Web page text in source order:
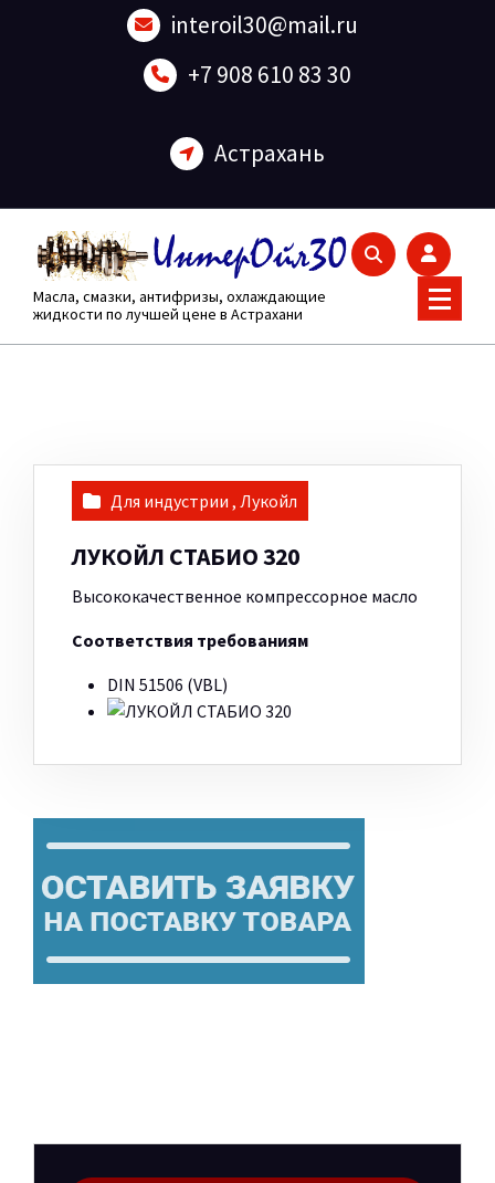
interoil30@mail.ru
+7 908 610 83 30
Астрахань
Масла, смазки, антифризы, охлаждающие
жидкости по лучшей цене в Астрахани
Для индустрии , Лукойл
ЛУКОЙЛ СТАБИО 320
Высококачественное компрессорное масло
Соответствия требованиям
DIN 51506 (VBL)